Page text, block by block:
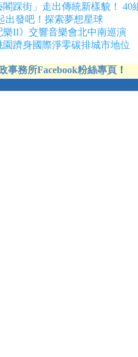
閣踩街」走出傳統新樣貌！ 40
出發吧！探索夢想星球
II》交響音樂會北中南巡演
躋身國際淨零碳排城市地位
事務所Facebook粉絲專頁 ！